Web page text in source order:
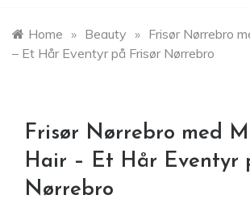
Home » Beauty » Frisør Nørrebro
– Et Hår Eventyr på Frisør Nørrebro
Frisør Nørrebro med
Hair – Et Hår Eventyr
Nørrebro